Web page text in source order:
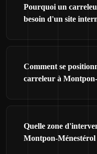
Pourquoi un
besoin d'un site
Comment se
carreleur à
Quelle zone
Montpon-Ménestérol